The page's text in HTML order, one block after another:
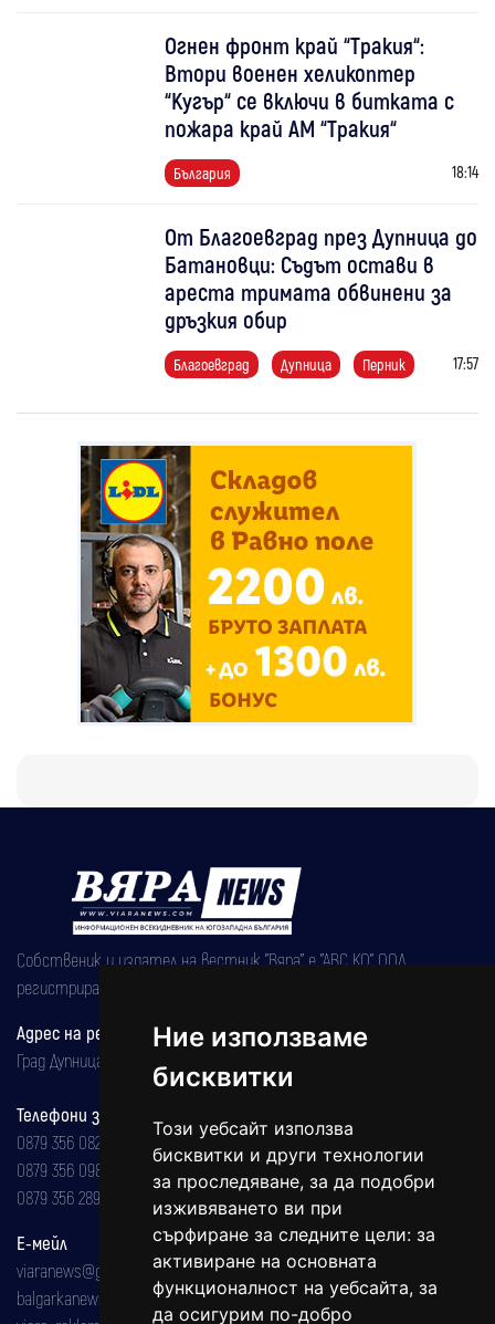
Ние използваме
бисквитки
Този уебсайт използва
бисквитки и други технологии
за проследяване, за да подобри
изживяването ви при
сърфиране за следните цели: за
активиране на основната
функционалност на уебсайта, за
да осигурим по-добро
Огнен фронт край “Тракия“:
Втори военен хеликоптер
“Кугър“ се включи в битката с
пожара край АМ “Тракия“
България 18:14
От Благоевград през Дупница до
Батановци: Съдът остави в
ареста тримата обвинени за
дръзкия обир
Благоевград Дупница Перник 17:57
Собственик и издател на вестник "Вяра" е "АВС КО" ООД,
регистрирана на 08.05.2002 година.
Адрес на редакцията
Град Дупница, ул.''Христо Ботев" 43
Телефони за реклама и абонаменти
0879 356 082
0879 356 098
0879 356 289
Е-мейл
viaranews@gmail.com
balgarkanews@gmail.com